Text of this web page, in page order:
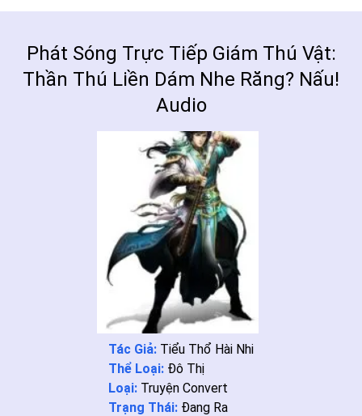
Phát Sóng Trực Tiếp Giám Thú Vật:
Thần Thú Liền Dám Nhe Răng? Nấu!
Audio
Tác Giả: Tiểu Thổ Hài Nhi
Thể Loại: Đô Thị
Loại: Truyện Convert
Trạng Thái: Đang Ra